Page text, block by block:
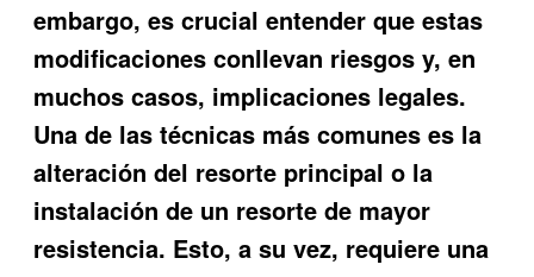
embargo, es crucial entender que estas
modificaciones conllevan riesgos y, en
muchos casos, implicaciones legales.
Una de las técnicas más comunes es la
alteración del resorte principal o la
instalación de un resorte de mayor
resistencia. Esto, a su vez, requiere una